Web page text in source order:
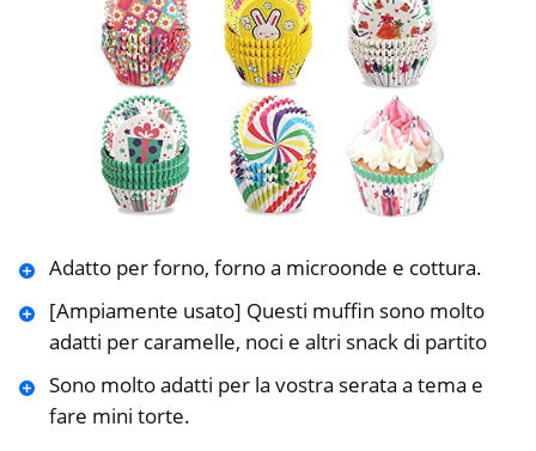
Adatto per forno, forno a microonde e cottura.
[Ampiamente usato] Questi muffin sono molto
adatti per caramelle, noci e altri snack di partito
Sono molto adatti per la vostra serata a tema e
fare mini torte.